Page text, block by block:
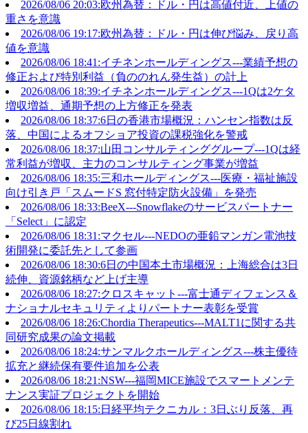
2026/08/06 20:03:欧州為替：ドル・円は高値付近、上値の
重さを意識
2026/08/06 19:17:欧州為替：ドル・円は伸び悩み、戻り高
値を意識
2026/08/06 18:41:イチネンホールディングス---業績予想の
修正および特別利益（負ののれん発生益）の計上
2026/08/06 18:39:イチネンホールディングス---1Qは2ケタ
増収増益、通期予想の上方修正を発表
2026/08/06 18:37:6日の香港市場概況：ハンセン指数は反
落、中国によるオフショア投資の課税強化を警戒
2026/08/06 18:37:山田コンサルティンググループ---1Qは経
常利益が増収、主力のコンサルティング事業が増益
2026/08/06 18:35:三和ホールディングス---医療・福祉施設
向け引き戸「スムードS 窓付特定防火設備」を発売
2026/08/06 18:33:BeeX---Snowflakeのサービスパートナー
「Select」に認定
2026/08/06 18:31:マクセル---NEDOの亜鉛マンガン電池技
術開発に委託先として参画
2026/08/06 18:30:6日の中国本土市場概況：上海総合は3日
続伸、資源銘柄など上げ主導
2026/08/06 18:27:クロスキャット---富士通ディフェンス＆
ナショナルセキュリティよりパートナー表彰を受賞
2026/08/06 18:26:Chordia Therapeutics---MALT1に関する共
同研究成果の論文掲載
2026/08/06 18:24:サンマルクホールディングス---株主優待
拡充と継続保有要件追加を公表
2026/08/06 18:21:NSW---福岡MICE施設でスマートメンテ
ナンス実証プロジェクトを開始
2026/08/06 18:15:日経平均テクニカル：3日ぶり反落、再
び25日線割れ